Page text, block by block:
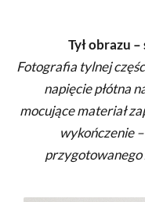
Tył obrazu
Fotografia tylnej
napięcie płótna
mocujące materiał
wykończenie
przygotowanego